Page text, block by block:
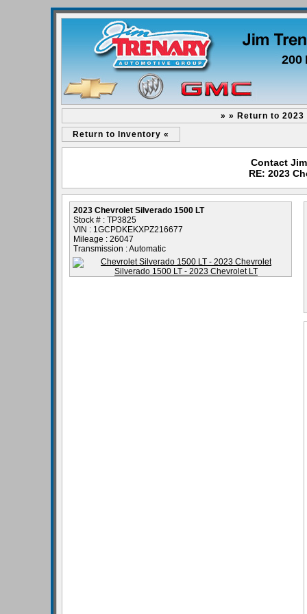
200
» » Return to
Return to Inventory «
Contact
RE: 2023
2023 Chevrolet Silverado 1500 LT
Stock # : TP3825
VIN : 1GCPDKEKXPZ216677
Mileage : 26047
Transmission : Automatic